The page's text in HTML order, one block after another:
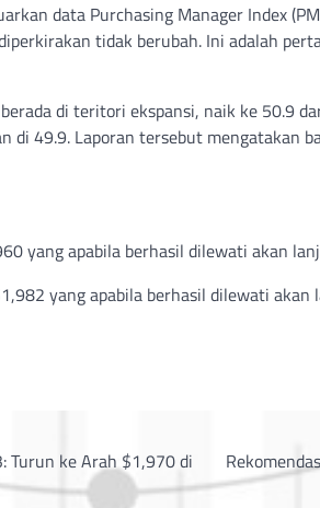
data Purchasing Manager Index
tidak berubah. Ini adalah
di teritori ekspansi, naik ke 50.9
di 49.9. Laporan tersebut mengatakan
yang apabila berhasil dilewati akan
yang apabila berhasil dilewati
Turun ke Arah $1,970 di